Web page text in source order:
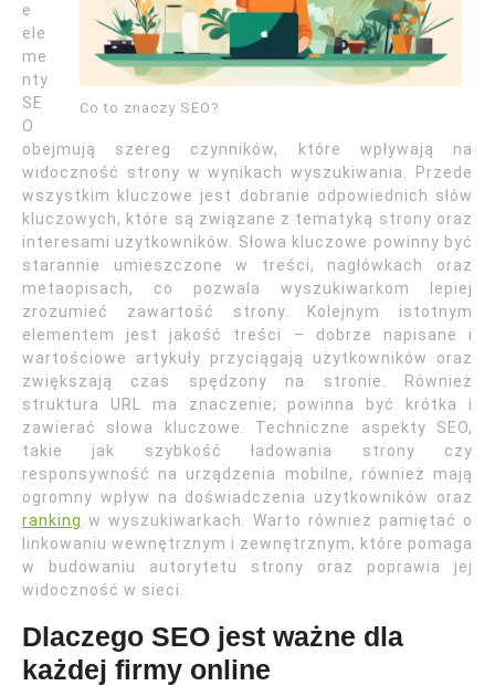
Co to znaczy SEO?
e
ele
me
nty
SE
O
obejmują szereg czynników, które wpływają na
widoczność strony w wynikach wyszukiwania. Przede
wszystkim kluczowe jest dobranie odpowiednich słów
kluczowych, które są związane z tematyką strony oraz
interesami użytkowników. Słowa kluczowe powinny być
starannie umieszczone w treści, nagłówkach oraz
metaopisach, co pozwala wyszukiwarkom lepiej
zrozumieć zawartość strony. Kolejnym istotnym
elementem jest jakość treści – dobrze napisane i
wartościowe artykuły przyciągają użytkowników oraz
zwiększają czas spędzony na stronie. Również
struktura URL ma znaczenie; powinna być krótka i
zawierać słowa kluczowe. Techniczne aspekty SEO,
takie jak szybkość ładowania strony czy
responsywność na urządzenia mobilne, również mają
ogromny wpływ na doświadczenia użytkowników oraz
ranking w wyszukiwarkach. Warto również pamiętać o
linkowaniu wewnętrznym i zewnętrznym, które pomaga
w budowaniu autorytetu strony oraz poprawia jej
widoczność w sieci.
Dlaczego SEO jest ważne dla
każdej firmy online